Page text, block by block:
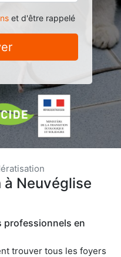
et d'être rappelé
Neuvéglise
professionnels en
trouver tous les foyers